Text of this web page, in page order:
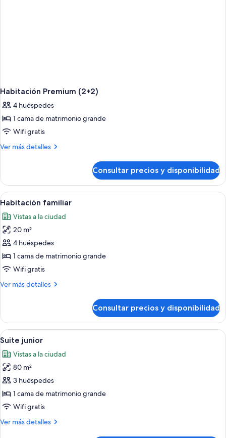
Habitación Premium (2+2)
4 huéspedes
1 cama de matrimonio grande
Wifi gratis
Ver más detalles
Más
Premium
(2+2)
Consultar precios y disponibilidad
Abrir
todas
las
fotos
de
Habitación
familiar
Una habitación de hotel con cama,
6
Habitación familiar
Vistas a la ciudad
20 m²
4 huéspedes
1 cama de matrimonio grande
Wifi gratis
Ver más detalles
Más
familiar
Consultar precios y disponibilidad
Abrir
todas
las
fotos
de
Suite
junior
Una habitación de hotel con cama,
6
Suite junior
Vistas a la ciudad
80 m²
3 huéspedes
1 cama de matrimonio grande
Wifi gratis
Ver más detalles
Más